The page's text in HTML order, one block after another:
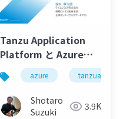
Tanzu Application
Platform と Azure
Spring Apps によるマ
イクロサービスアプリ
ケーション開発のアジ
リティ向上
azure
Shotaro
Suzuki
3.9K